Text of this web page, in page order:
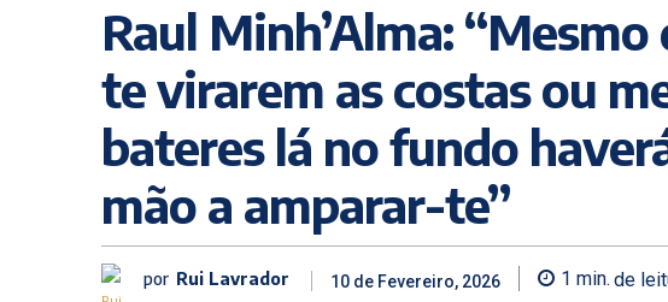
Raul Minh’Alma:
te virarem as costas ou
bateres lá no fundo
mão a amparar-te”
por Rui Lavrador 10 de Fevereiro, 2026 1 min. de